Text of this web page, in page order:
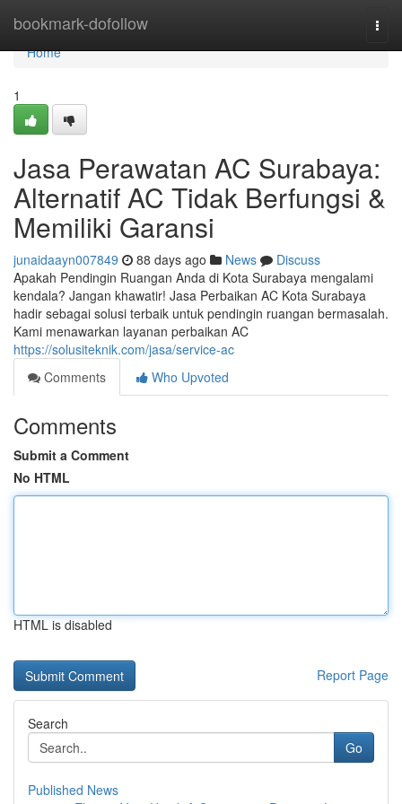
bookmark-dofollow
Home
Home
1
Jasa Perawatan AC Surabaya:
Alternatif AC Tidak Berfungsi &
Memiliki Garansi
junaidaayn007849 88 days ago News
Discuss
Apakah Pendingin Ruangan Anda di Kota Surabaya mengalami
kendala? Jangan khawatir! Jasa Perbaikan AC Kota Surabaya
hadir sebagai solusi terbaik untuk pendingin ruangan bermasalah.
Kami menawarkan layanan perbaikan AC
https://solusiteknik.com/jasa/service-ac
Comments
Who Upvoted
Comments
Submit a Comment
No HTML
HTML is disabled
Report Page
Search
Go
Published News